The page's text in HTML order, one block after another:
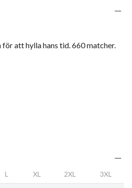
att hylla hans tid. 660 matcher.
L XL 2XL 3XL